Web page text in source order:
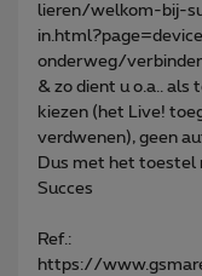
lieren/welkom-bij-
onderweg/
& zo dient u o.a..
kiezen (het Live!
verdwenen), geen
Dus met het toestel
Succes
Ref.:
https://